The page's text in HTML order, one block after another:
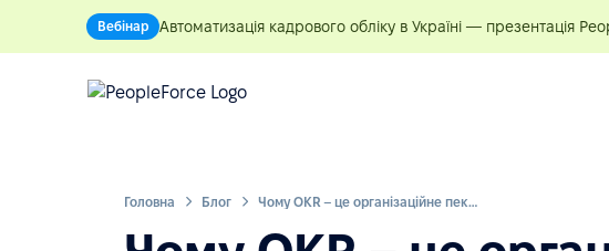
Вебінар Автоматизація кадрового обліку в Україні — презентація
Головна Блог Чому OKR – це організаційне пекло (і як поставити цілі просто)